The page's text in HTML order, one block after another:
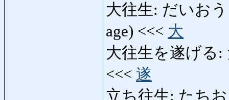
大往生: だいお
age) <<< 大
大往生を遂げる:
<<< 遂
立ち往生: たち